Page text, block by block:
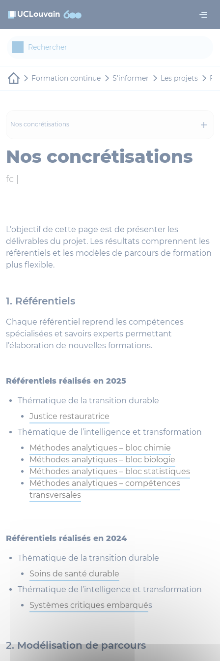
Formation continue S'informer Les projets
Nos concrétisations
Nos concrétisations
fc |
L’objectif de cette page est de présenter les
délivrables du projet. Les résultats comprennent les
référentiels et les modèles de parcours de formation
plus flexible.
1. Référentiels
Chaque référentiel reprend les compétences
spécialisées et savoirs experts permettant
l’élaboration de nouvelles formations.
Référentiels réalisés en 2025
Thématique de la transition durable
Justice restauratrice
Thématique de l’intelligence et transformation
Méthodes analytiques – bloc chimie
Méthodes analytiques – bloc biologie
Méthodes analytiques – bloc statistiques
Méthodes analytiques – compétences
transversales
Référentiels réalisés en 2024
Thématique de la transition durable
Soins de santé durable
Thématique de l’intelligence et transformation
Systèmes critiques embarqués
2. Modélisation de parcours